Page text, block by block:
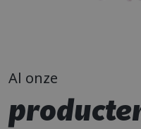
Al onze